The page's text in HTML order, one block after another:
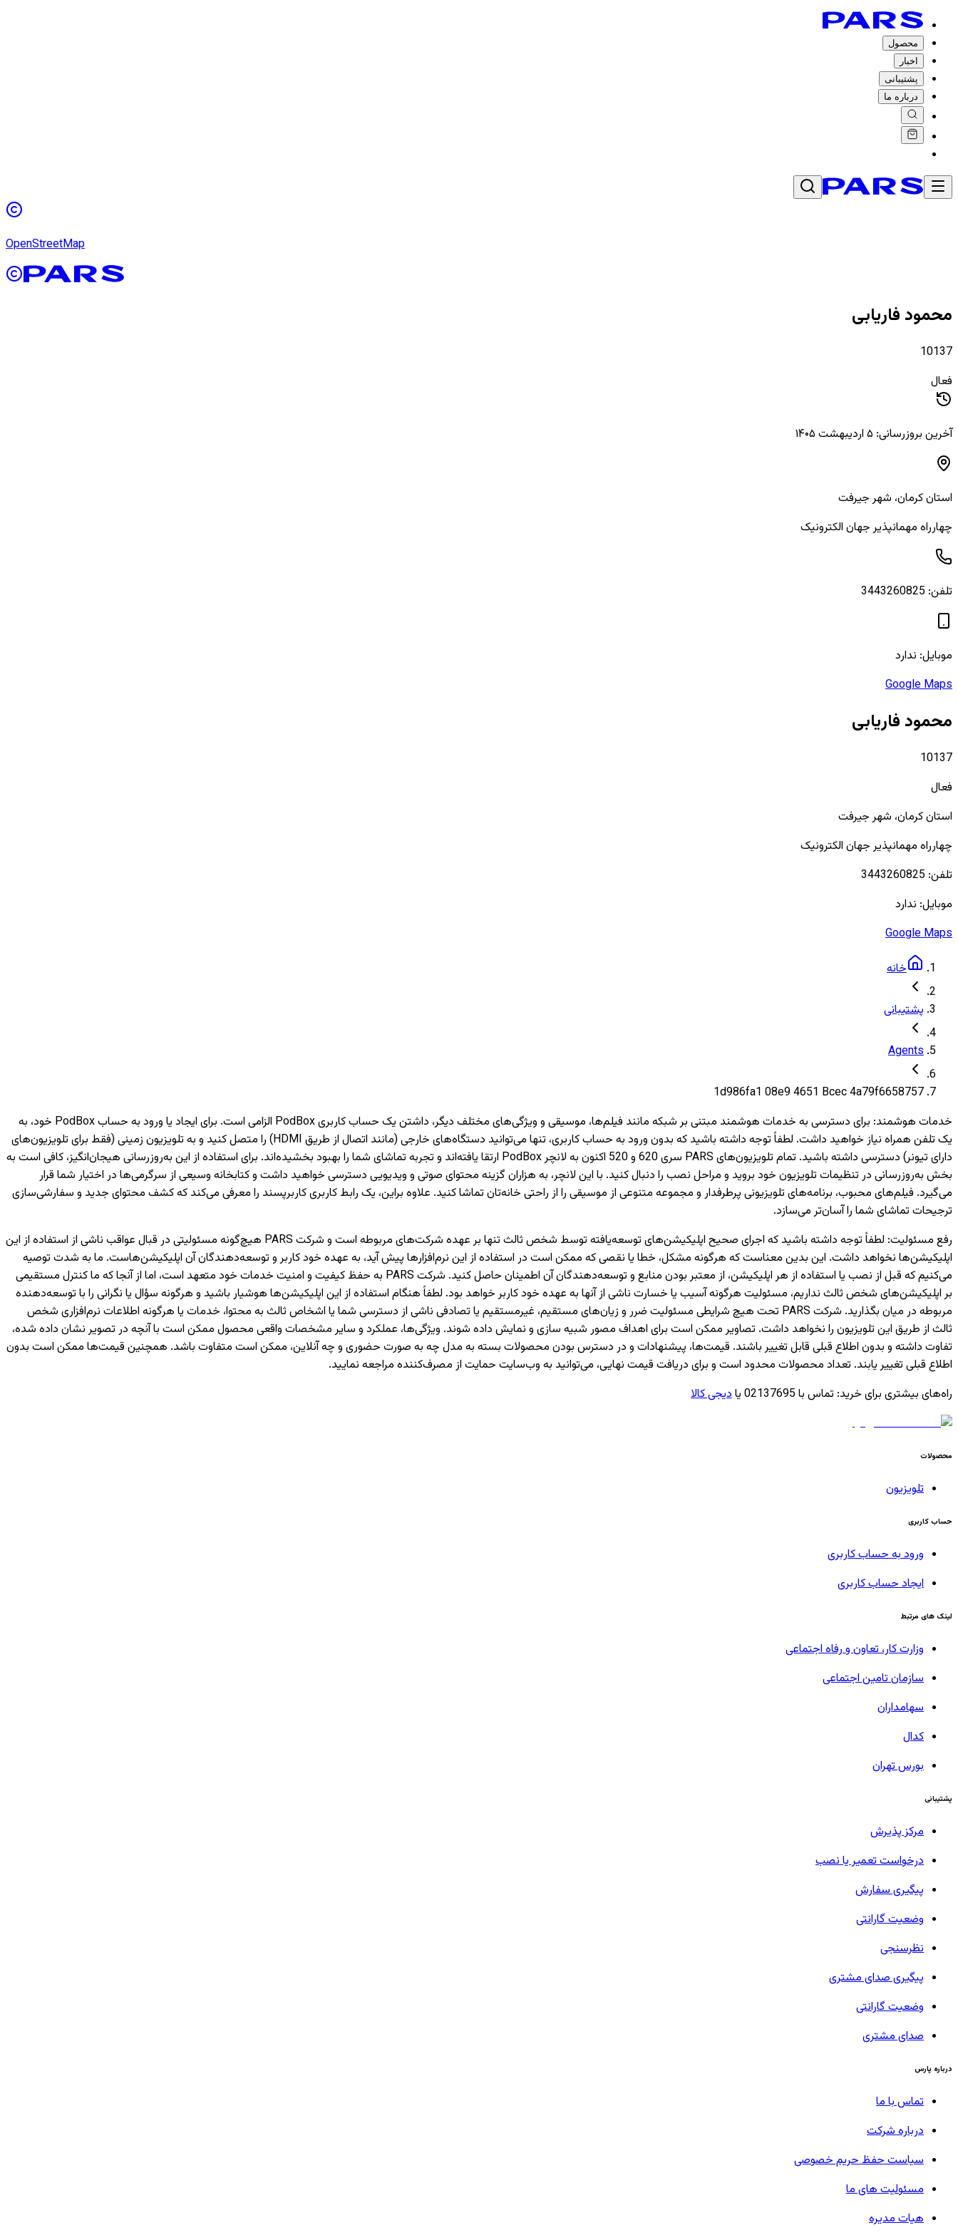
محصول
اخبار
پشتیبانی
درباره ما
OpenStreetMap
محمود فاریابی
10137
فعال
آخرین بروزرسانی: ۵ اردیبهشت ۱۴۰۵
استانکرمان، شهرجیرفت
چهارراه مهمانپذیر جهان الکترونیک
تلفن: 3443260825
موبایل: ندارد
Google Maps
محمود فاریابی
10137
فعال
استانکرمان، شهرجیرفت
چهارراه مهمانپذیر جهان الکترونیک
تلفن: 3443260825
موبایل: ندارد
Google Maps
خانه
پشتیبانی
Agents
1d986fa1 08e9 4651 Bcec 4a79f6658757
خدمات هوشمند:
برای دسترسی به خدمات هوشمند مبتنی بر شبکه مانند فیلم‌ها، موسیقی و ویژگی‌های مختلف دیگر، داشتن یک حساب کاربری PodBox الزامی است. برای ایجاد یا ورود به حساب PodBox خود، به
یک تلفن همراه نیاز خواهید داشت. لطفاً توجه داشته باشید که بدون ورود به حساب کاربری، تنها می‌توانید دستگاه‌های خارجی (مانند اتصال از طریق HDMI) را متصل کنید و به تلویزیون‌ زمینی (فقط برای تلویزیون‌های
دارای تیونر) دسترسی داشته باشید. تمام تلویزیون‌های PARS سری 620 و 520 اکنون به لانچر PodBox ارتقا یافته‌اند و تجربه تماشای شما را بهبود بخشیده‌اند. برای استفاده از این به‌روزرسانی هیجان‌انگیز، کافی است به
بخش به‌روزرسانی در تنظیمات تلویزیون خود بروید و مراحل نصب را دنبال کنید. با این لانچر، به هزاران گزینه محتوای صوتی و ویدیویی دسترسی خواهید داشت و کتابخانه وسیعی از سرگرمی‌ها در اختیار شما قرار
می‌گیرد. فیلم‌های محبوب، برنامه‌های تلویزیونی پرطرفدار و مجموعه متنوعی از موسیقی را از راحتی خانه‌تان تماشا کنید. علاوه براین، یک رابط کاربری کاربرپسند را معرفی می‌کند که کشف محتوای جدید و سفارشی‌سازی
ترجیحات تماشای شما را آسان‌تر می‌سازد.
رفع مسئولیت:
لطفاً توجه داشته باشید که اجرای صحیح اپلیکیشن‌های توسعه‌یافته توسط شخص ثالث تنها بر عهده شرکت‌های مربوطه است و شرکت PARS هیچ‌گونه مسئولیتی در قبال عواقب ناشی از استفاده از این
اپلیکیشن‌ها نخواهد داشت. این بدین معناست که هرگونه مشکل، خطا یا نقصی که ممکن است در استفاده از این نرم‌افزارها پیش آید، به عهده خود کاربر و توسعه‌دهندگان آن اپلیکیشن‌هاست. ما به شدت توصیه
می‌کنیم که قبل از نصب یا استفاده از هر اپلیکیشن، از معتبر بودن منابع و توسعه‌دهندگان آن اطمینان حاصل کنید. شرکت PARS به حفظ کیفیت و امنیت خدمات خود متعهد است، اما از آنجا که ما کنترل مستقیمی
بر اپلیکیشن‌های شخص ثالث نداریم، مسئولیت هرگونه آسیب یا خسارت ناشی از آنها به عهده خود کاربر خواهد بود. لطفاً هنگام استفاده از این اپلیکیشن‌ها هوشیار باشید و هرگونه سؤال یا نگرانی را با توسعه‌دهنده
مربوطه در میان بگذارید. شرکت PARS تحت هیچ شرایطی مسئولیت ضرر و زیان‌های مستقیم، غیرمستقیم یا تصادفی ناشی از دسترسی شما یا اشخاص ثالث به محتوا، خدمات یا هرگونه اطلاعات نرم‌افزاری شخص
ثالث از طریق این تلویزیون را نخواهد داشت. تصاویر ممکن است برای اهداف مصور شبیه سازی و نمایش داده شوند. ویژگی‌ها، عملکرد و سایر مشخصات واقعی محصول ممکن است با آنچه در تصویر نشان داده شده،
تفاوت داشته و بدون اطلاع قبلی قابل تغییر باشند. قیمت‌ها، پیشنهادات و در دسترس بودن محصولات بسته به مدل چه به صورت حضوری و چه آنلاین، ممکن است متفاوت باشد. همچنین قیمت‌ها ممکن است بدون
اطلاع قبلی تغییر یابند. تعداد محصولات محدود است و برای دریافت قیمت نهایی، می‌توانید به وب‌سایت حمایت از مصرف‌کننده مراجعه نمایید.
راه‌های بیشتری برای خرید: تماس با 02137695 یا دیجی کالا
محصولات
تلویزیون
حساب کاربری
ورود به حساب کاربری
ایجاد حساب کاربری
لینک های مرتبط
وزارت کار، تعاون و رفاه اجتماعی
سازمان تامین اجتماعی
سهامداران
کدال
بورس تهران
پشتیبانی
مرکز پذیرش
درخواست تعمیر یا نصب
پیگیری سفارش
وضعیت گارانتی
نظرسنجی
پیگیری صدای مشتری
وضعیت گارانتی
صدای مشتری
درباره پارس
تماس با ما
درباره شرکت
سیاست حفظ حریم خصوصی
مسئولیت های ما
هیات مدیره